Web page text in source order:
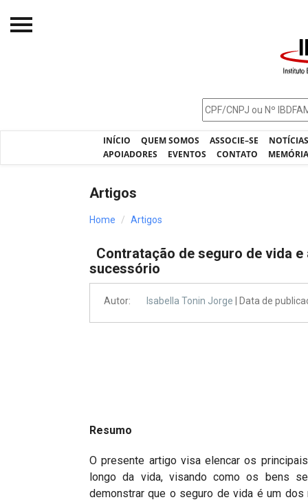
INÍCIO QUEM SOMOS ASSOCIE–SE
APOIADORES
EVENTOS CONTATO
Processos - IBDFAM
IBDFAM Educacional
Artigos
Home Artigos
Contratação de seguro de vida
sucessório
Autor: Isabella Tonin Jorge | Data de
Resumo
O presente artigo visa elencar os
longo da vida, visando como os bens
demonstrar que o seguro de vida é um